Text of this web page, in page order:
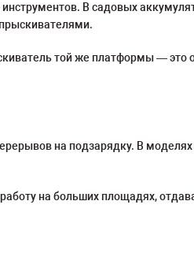
В садовых
той же платформы — это
на подзарядку. В
на больших площадях,